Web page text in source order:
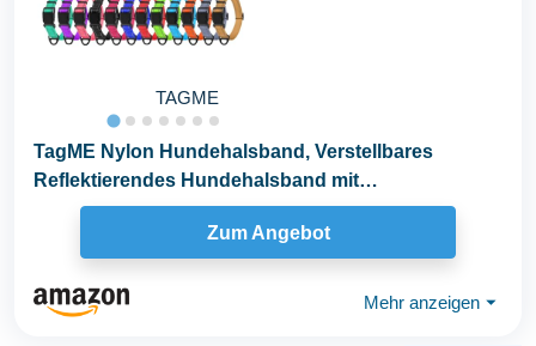
TAGME
TagME Nylon Hundehalsband, Verstellbares
Reflektierendes Hundehalsband mit
Sicherheitsschnalle für...
Zum Angebot
Mehr anzeigen ⏷